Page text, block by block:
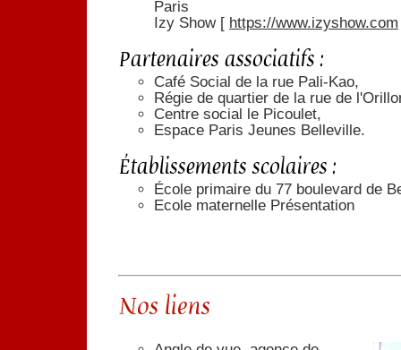
Paris
Izy Show [ https://www.izyshow.com
Partenaires associatifs :
Café Social de la rue Pali-Kao,
Régie de quartier de la rue de
Centre social le Picoulet,
Espace Paris Jeunes Belleville.
Établissements scolaires :
École primaire du 77 boulevard de
Ecole maternelle Présentation
Nos liens